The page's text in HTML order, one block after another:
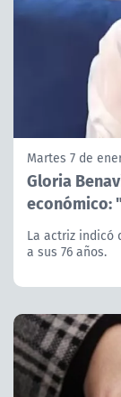
Martes 7 de
Gloria
económico:
La actriz indicó
a sus 76 años.